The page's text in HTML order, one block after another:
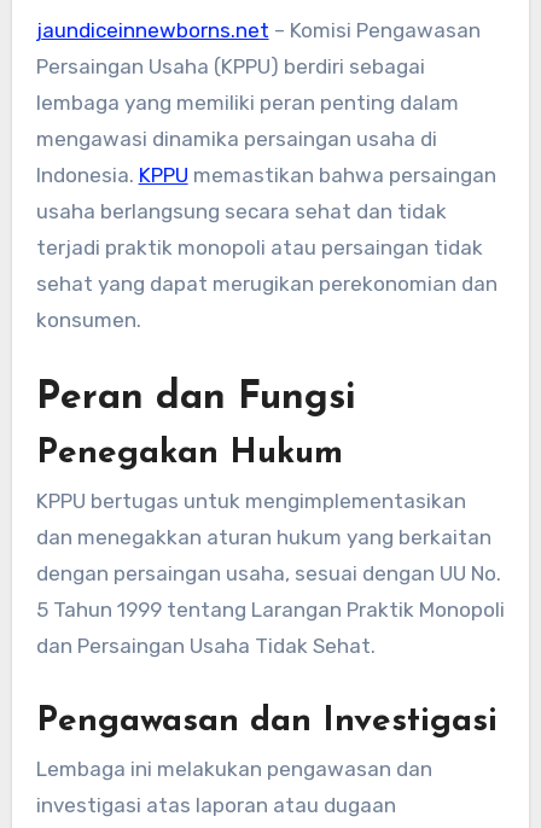
jaundiceinnewborns.net – Komisi Pengawasan
Persaingan Usaha (KPPU) berdiri sebagai
lembaga yang memiliki peran penting dalam
mengawasi dinamika persaingan usaha di
Indonesia. KPPU memastikan bahwa persaingan
usaha berlangsung secara sehat dan tidak
terjadi praktik monopoli atau persaingan tidak
sehat yang dapat merugikan perekonomian dan
konsumen.
Peran dan Fungsi
Penegakan Hukum
KPPU bertugas untuk mengimplementasikan
dan menegakkan aturan hukum yang berkaitan
dengan persaingan usaha, sesuai dengan UU No.
5 Tahun 1999 tentang Larangan Praktik Monopoli
dan Persaingan Usaha Tidak Sehat.
Pengawasan dan Investigasi
Lembaga ini melakukan pengawasan dan
investigasi atas laporan atau dugaan